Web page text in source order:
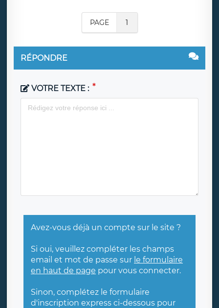
PAGE 1
RÉPONDRE
VOTRE TEXTE :
Avez-vous déjà un compte sur le site ?
Si oui, veuillez compléter les champs
email et mot de passe sur le formulaire
en haut de page pour vous connecter.
Sinon, complétez le formulaire
d'inscription express ci-dessous pour